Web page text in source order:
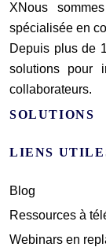
XNous
spécialisée en
Depuis plus de
solutions pour
collaborateurs.
SOLUTIONS
LIENS
Blog
Ressources à
Webinars en